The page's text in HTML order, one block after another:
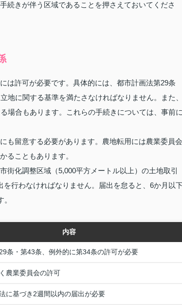
続きが伴う区域であることを押さえておいてくださ
は許可が必要です。具体的には、都市計画法第29条
地に関する基準を満たさなければなりません。また
場合もあります。これらの手続きについては、事前
も留意する必要があります。農地転用には農業委員会
ることもあります。
街化調整区域（5,000平方メートル以上）の土地取引
行わなければなりません。届出を怠ると、6か月以
内容
条・第43条、例外的に第34条の許可が必要
農業委員会の許可
に基づき2週間以内の届出が必要